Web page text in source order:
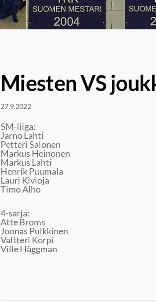
Miesten VS
27.9.2022
SM-liiga:
Jarno Lahti
Petteri Salonen
Markus Heinonen
Markus Lahti
Henrik Puumala
Lauri Kivioja
Timo Alho
4-sarja:
Atte Broms
Joonas Pulkkinen
Valtteri Korpi
Ville Häggman